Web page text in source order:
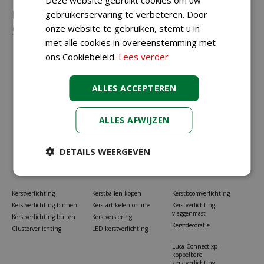
Neem gerust contact met ons op via023-
5581528ofinfo@koopkerstverlichting.nl
Kerstverlichting
Kerstverlichting binnen
Kerstverlichting buiten
Clusterverlichting
Kerstballen kopen
Kerstartikelen online
Kerstversiering
LED kerstverlichting
Kerstboomverlichting
Kerstverlichting
vlaggenmast
Kerstdecoratie
Luca Connect xp
koppelbare
gebruikerservaring te verbeteren. Door
onze website te gebruiken, stemt u in
met alle cookies in overeenstemming met
ons Cookiebeleid. Lees verder
ALLES ACCEPTEREN
ALLES AFWIJZEN
DETAILS WEERGEVEN